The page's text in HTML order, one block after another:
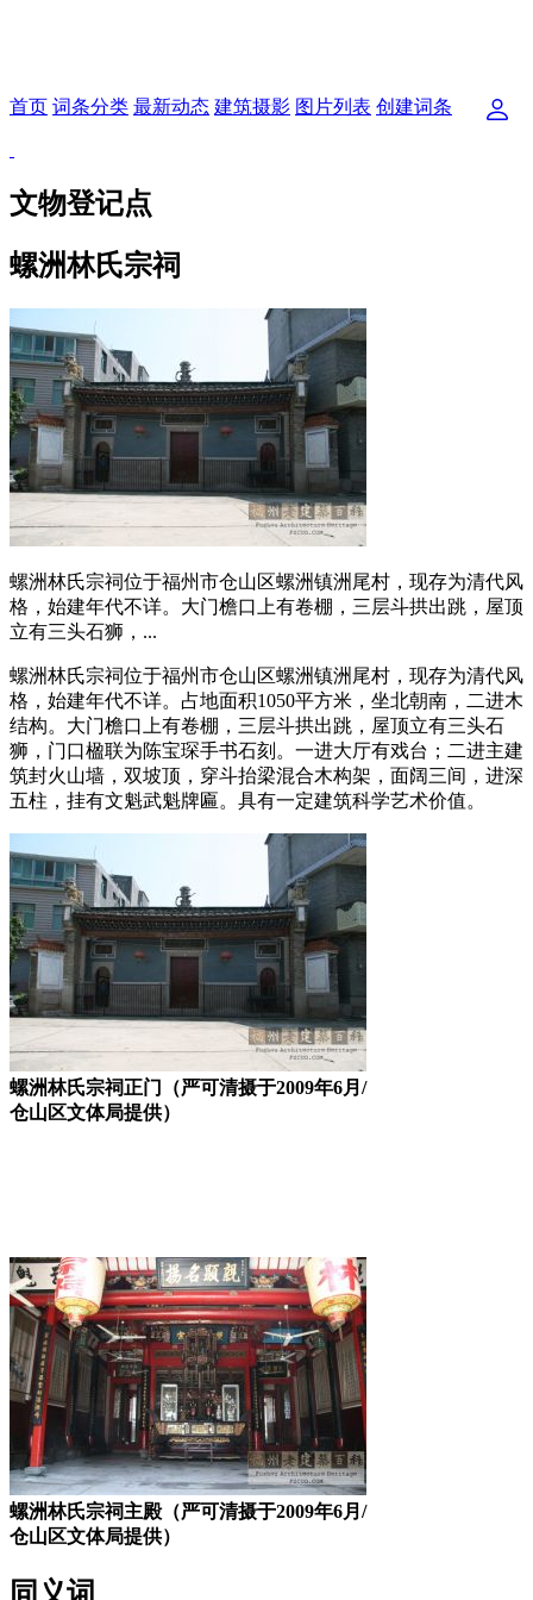
首页 词条分类 最新动态 建筑摄影 图片列表 创建词条
文物登记点
螺洲林氏宗祠
螺洲林氏宗祠位于福州市仓山区螺洲镇洲尾村，现存为清代风
格，始建年代不详。大门檐口上有卷棚，三层斗拱出跳，屋顶
立有三头石狮，...
螺洲林氏宗祠位于福州市仓山区螺洲镇洲尾村，现存为清代风
格，始建年代不详。占地面积1050平方米，坐北朝南，二进木
结构。大门檐口上有卷棚，三层斗拱出跳，屋顶立有三头石
狮，门口楹联为陈宝琛手书石刻。一进大厅有戏台；二进主建
筑封火山墙，双坡顶，穿斗抬梁混合木构架，面阔三间，进深
五柱，挂有文魁武魁牌匾。具有一定建筑科学艺术价值。
螺洲林氏宗祠正门（严可清摄于2009年6月/
仓山区文体局提供）
螺洲林氏宗祠主殿（严可清摄于2009年6月/
仓山区文体局提供）
同义词